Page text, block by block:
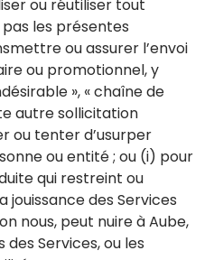
ou réutiliser tout
les présentes
ou assurer l’envoi
ou promotionnel, y
», « chaîne de
autre sollicitation
ou tenter d’usurper
ou entité ; ou (i) pour
qui restreint ou
jouissance des Services
nous, peut nuire à Aube,
des Services, ou les